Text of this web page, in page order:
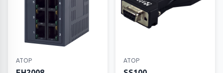
ATOP ATOP